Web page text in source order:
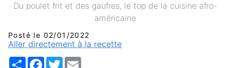
Du poulet frit et des gaufres, le top de la cuisine afro-
américaine
Posté le 02/01/2022
Aller directement à la recette
ShareFacebook
Twitter